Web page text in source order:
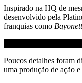
Inspirado na HQ de
desenvolvido pela
franquias como
Poucos detalhes foram
uma produção de ação